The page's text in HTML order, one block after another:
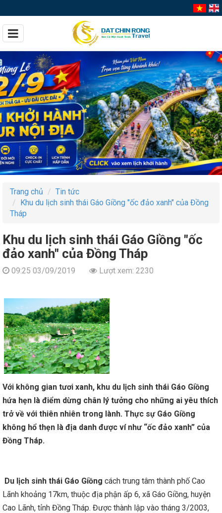
Trang chủ
Tin tức
Khu du lịch sinh thái Gáo Giồng "ốc đảo xanh" của Đồng
Tháp
Khu du lịch sinh thái Gáo Giồng "ốc
đảo xanh" của Đồng Tháp
09:25 03/09/2019 Lượt xem: 2230
Với không gian tươi xanh, khu du lịch sinh thái Gáo Giồng
hứa hẹn là điểm dừng chân lý tưởng cho những ai yêu thích
trở về với thiên nhiên trong lành. Thực sự Gáo Giồng
không hổ thẹn là địa danh được ví như “ốc đảo xanh” của
Đồng Tháp.
Du lịch sinh thái Gáo Giồng cách trung tâm thành phố Cao
Lãnh khoảng 17km, thuộc địa phận ấp 6, xã Gáo Giồng, huyện
Cao Lãnh, tỉnh Đồng Tháp. Được thành lập vào tháng 3/2003,